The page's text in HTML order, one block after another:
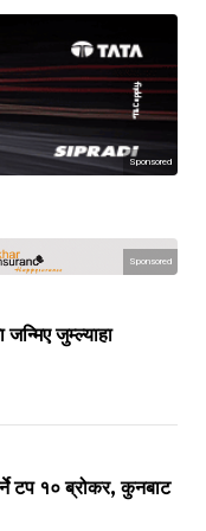
Sponsored
Sponsored
जुम्ल्याहा
टप १० ब्रोकर, कुनबाट